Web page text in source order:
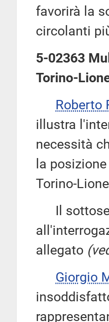
favorirà la
circolanti
5-02363
Torino-
Roberto
illustra
necessità
la
Torino-
Il
allegato
Giorgio